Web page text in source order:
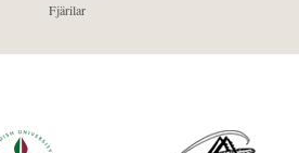
Fjärilar